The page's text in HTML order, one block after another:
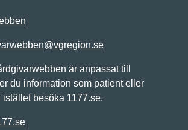
är anpassat till
du information som patient eller
besöka 1177.se.